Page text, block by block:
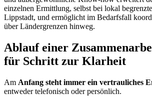
einzelnen Ermittlung, selbst bei lokal
Lippstadt, und ermöglicht im Bedarfsfall
über Ländergrenzen hinweg.​
Ablauf einer
für Schritt zur Klarheit
Am Anfang steht immer ein vertrauliches
entweder telefonisch oder persönlich.